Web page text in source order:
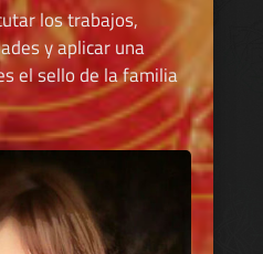
los trabajos,
y aplicar una
el sello de la familia